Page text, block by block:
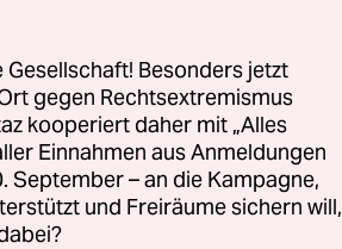
heißt
Besonders jetzt
gegen Rechtsextremismus
kooperiert daher mit „Alles
Einnahmen aus Anmeldungen
September – an die Kampagne,
und Freiräume sichern will,